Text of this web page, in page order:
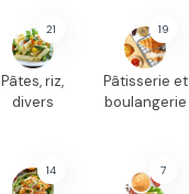
21
Pâtes, riz,
divers
19
Pâtisserie et
boulangerie
14 7